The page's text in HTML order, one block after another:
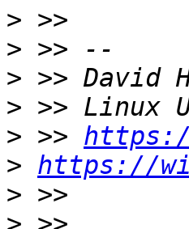
>
>
>
>
> >>
> https://
>